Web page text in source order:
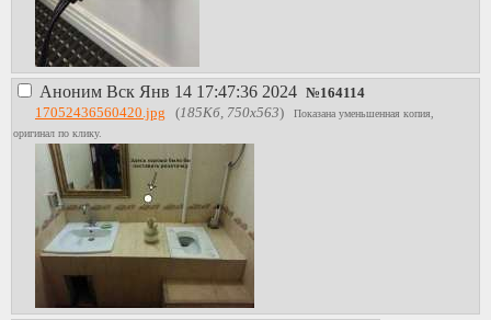
Аноним Вск Янв 14 17:47:36 2024 №164114
17052436560420.jpg (185Кб, 750x563)
Показана уменьшенная копия,
оригинал по клику.